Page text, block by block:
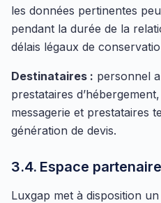
les données pertinentes
pendant la durée de la
délais légaux de
Destinataires : personnel
prestataires
messagerie et prestataires
génération de devis.
3.4. Espace partenaire
Luxgap met à disposition